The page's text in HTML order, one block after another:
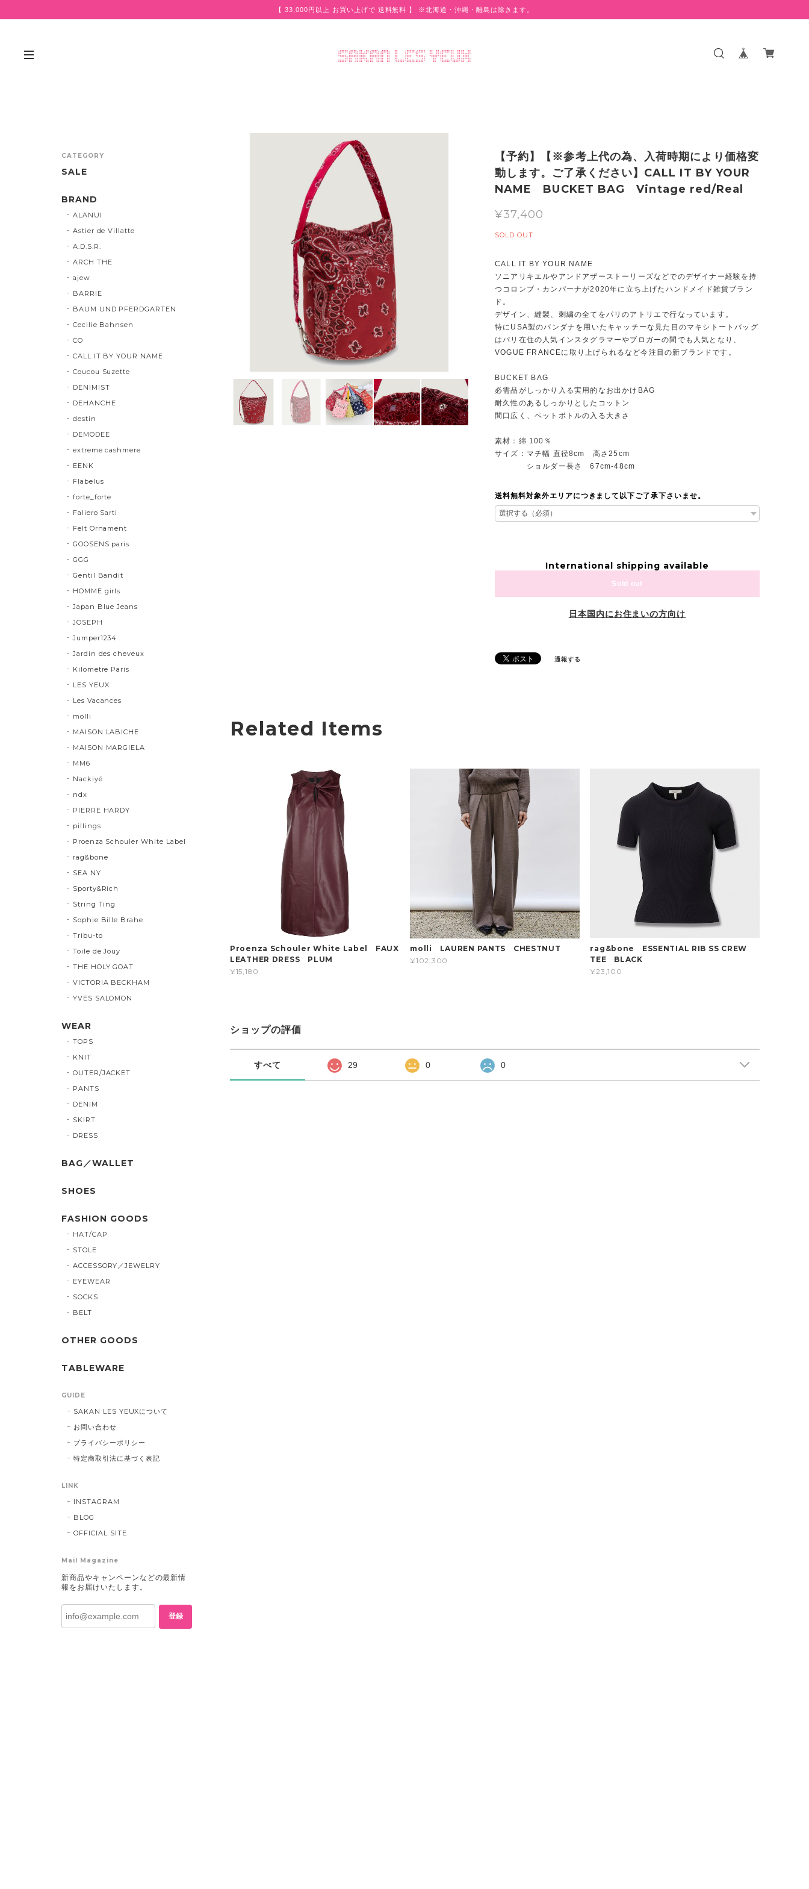
【 33,000円以上 お買い上げで 送料無料 】 ※北海道・沖縄・離島は除きます。
【予約】【※参考上代の為、入荷時期により価格変
動します。ご了承ください】CALL IT BY YOUR
NAME BUCKET BAG Vintage red/Real
¥37,400
SOLD OUT
CALL IT BY YOUR NAME
ソニアリキエルやアンドアザーストーリーズなどでのデザイナー経験を持
つコロンブ・カンパーナが2020年に立ち上げたハンドメイド雑貨ブラン
ド。
デザイン、縫製、刺繍の全てをパリのアトリエで行なっています。
特にUSA製のバンダナを用いたキャッチーな見た目のマキシトートバッグ
はパリ在住の人気インスタグラマーやブロガーの間でも人気となり、
VOGUE FRANCEに取り上げられるなど今注目の新ブランドです。
BUCKET BAG
必需品がしっかり入る実用的なお出かけBAG
耐久性のあるしっかりとしたコットン
間口広く、ペットボトルの入る大きさ
素材：綿 100％
サイズ：マチ幅 直径8cm 高さ25cm
ショルダー長さ 67cm-48cm
送料無料対象外エリアにつきまして以下ご了承下さいませ。
International shipping available
Sold out
日本国内にお住まいの方向け
通報する
Related Items
Proenza Schouler White Label FAUX
LEATHER DRESS PLUM
¥15,180
molli LAUREN PANTS CHESTNUT
¥102,300
rag&bone ESSENTIAL RIB SS CREW
TEE BLACK
¥23,100
ショップの評価
すべて 29 0 0
CATEGORY
SALE
BRAND
ALANUI
Astier de Villatte
A.D.S.R.
ARCH THE
ajew
BARRIE
BAUM UND PFERDGARTEN
Cecilie Bahnsen
CO
CALL IT BY YOUR NAME
Coucou Suzette
DENIMIST
DEHANCHE
destin
DEMODEE
extreme cashmere
EENK
Flabelus
forte_forte
Faliero Sarti
Felt Ornament
GOOSENS paris
GGG
Gentil Bandit
HOMME girls
Japan Blue Jeans
JOSEPH
Jumper1234
Jardin des cheveux
Kilometre Paris
LES YEUX
Les Vacances
molli
MAISON LABICHE
MAISON MARGIELA
MM6
Nackiyé
ndx
PIERRE HARDY
pillings
Proenza Schouler White Label
rag&bone
SEA NY
Sporty&Rich
String Ting
Sophie Bille Brahe
Tribu-to
Toile de Jouy
THE HOLY GOAT
VICTORIA BECKHAM
YVES SALOMON
WEAR
TOPS
KNIT
OUTER/JACKET
PANTS
DENIM
SKIRT
DRESS
BAG／WALLET
SHOES
FASHION GOODS
HAT/CAP
STOLE
ACCESSORY／JEWELRY
EYEWEAR
SOCKS
BELT
OTHER GOODS
TABLEWARE
GUIDE
SAKAN LES YEUXについて
お問い合わせ
プライバシーポリシー
特定商取引法に基づく表記
LINK
INSTAGRAM
BLOG
OFFICIAL SITE
Mail Magazine
新商品やキャンペーンなどの最新情
報をお届けいたします。
登録